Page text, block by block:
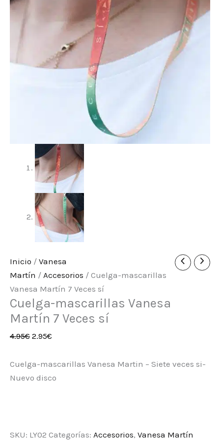
Inicio / Vanesa
Martín / Accesorios / Cuelga-mascarillas
Vanesa Martín 7 Veces sí
Cuelga-mascarillas Vanesa
Martín 7 Veces sí
4.95€ 2.95€
Cuelga-mascarillas Vanesa Martin – Siete veces si-
Nuevo disco
SKU: LY02 Categorías: Accesorios, Vanesa Martín